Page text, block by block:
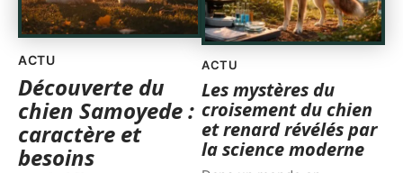
ACTU
Découverte du
chien Samoyede :
caractère et
besoins
ACTU
Les mystères du
croisement du chien
et renard révélés par
la science moderne